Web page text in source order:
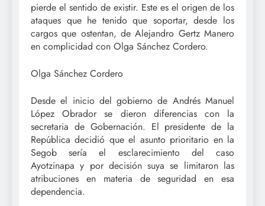
pierde el sentido de existir. Este es el origen de los
ataques que he tenido que soportar, desde los
cargos que ostentan, de Alejandro Gertz Manero
en complicidad con Olga Sánchez Cordero.
Olga Sánchez Cordero
Desde el inicio del gobierno de Andrés Manuel
López Obrador se dieron diferencias con la
secretaria de Gobernación. El presidente de la
República decidió que el asunto prioritario en la
Segob sería el esclarecimiento del caso
Ayotzinapa y por decisión suya se limitaron las
atribuciones en materia de seguridad en esa
dependencia.